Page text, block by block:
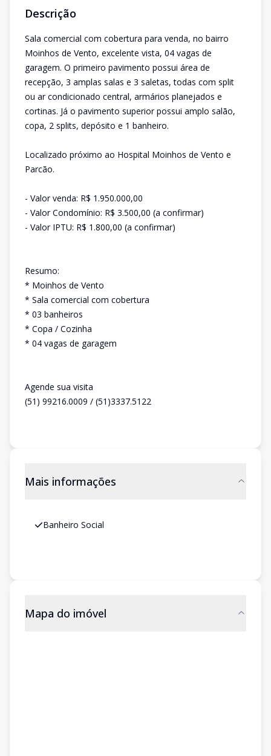
Descrição
Sala comercial com cobertura para venda, no bairro
Moinhos de Vento, excelente vista, 04 vagas de
garagem. O primeiro pavimento possui área de
recepção, 3 amplas salas e 3 saletas, todas com split
ou ar condicionado central, armários planejados e
cortinas. Já o pavimento superior possui amplo salão,
copa, 2 splits, depósito e 1 banheiro.
Localizado próximo ao Hospital Moinhos de Vento e
Parcão.
- Valor venda: R$ 1.950.000,00
- Valor Condomínio: R$ 3.500,00 (a confirmar)
- Valor IPTU: R$ 1.800,00 (a confirmar)
Resumo:
* Moinhos de Vento
* Sala comercial com cobertura
* 03 banheiros
* Copa / Cozinha
* 04 vagas de garagem
Agende sua visita
(51) 99216.0009 / (51)3337.5122
Mais informações
Banheiro Social
Mapa do imóvel